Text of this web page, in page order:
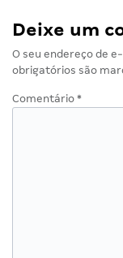
Deixe um
O seu endereço de
obrigatórios são
Comentário *